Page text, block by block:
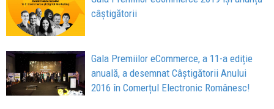
câștigătorii
Gala Premiilor eCommerce, a 11-a ediție
anuală, a desemnat Câștigătorii Anului
2016 în Comerțul Electronic Românesc!